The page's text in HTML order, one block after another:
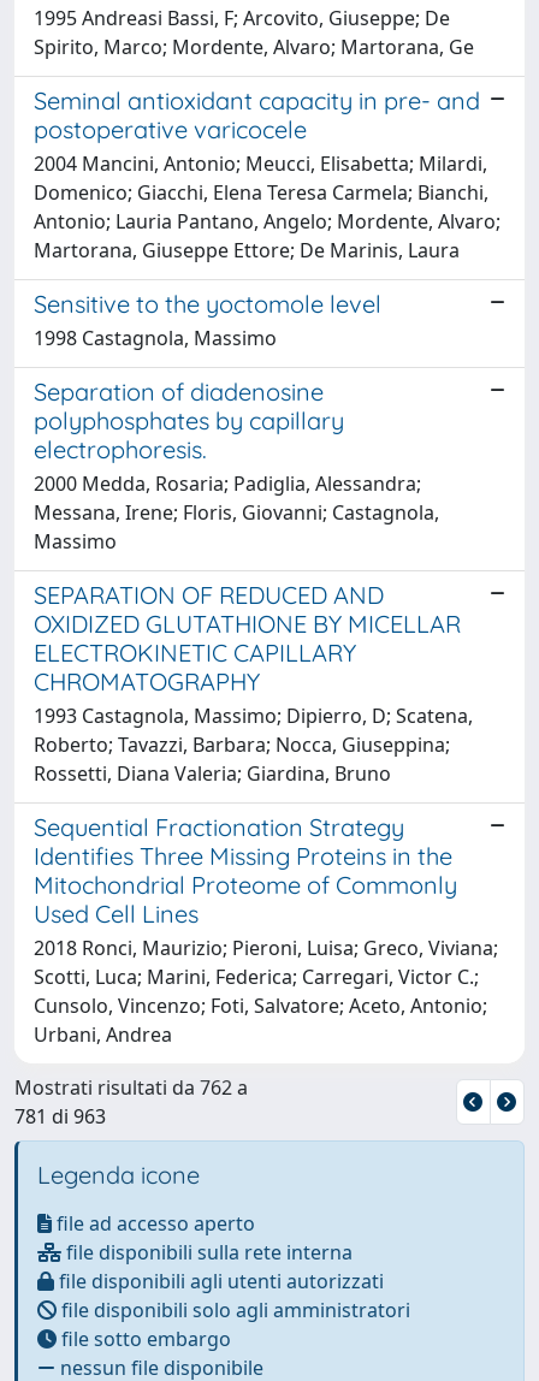
1995 Andreasi Bassi, F; Arcovito, Giuseppe; De
Spirito, Marco; Mordente, Alvaro; Martorana, Ge
Seminal antioxidant capacity in pre- and
postoperative varicocele
2004 Mancini, Antonio; Meucci, Elisabetta; Milardi,
Domenico; Giacchi, Elena Teresa Carmela; Bianchi,
Antonio; Lauria Pantano, Angelo; Mordente, Alvaro;
Martorana, Giuseppe Ettore; De Marinis, Laura
Sensitive to the yoctomole level
1998 Castagnola, Massimo
Separation of diadenosine
polyphosphates by capillary
electrophoresis.
2000 Medda, Rosaria; Padiglia, Alessandra;
Messana, Irene; Floris, Giovanni; Castagnola,
Massimo
SEPARATION OF REDUCED AND
OXIDIZED GLUTATHIONE BY MICELLAR
ELECTROKINETIC CAPILLARY
CHROMATOGRAPHY
1993 Castagnola, Massimo; Dipierro, D; Scatena,
Roberto; Tavazzi, Barbara; Nocca, Giuseppina;
Rossetti, Diana Valeria; Giardina, Bruno
Sequential Fractionation Strategy
Identifies Three Missing Proteins in the
Mitochondrial Proteome of Commonly
Used Cell Lines
2018 Ronci, Maurizio; Pieroni, Luisa; Greco, Viviana;
Scotti, Luca; Marini, Federica; Carregari, Victor C.;
Cunsolo, Vincenzo; Foti, Salvatore; Aceto, Antonio;
Urbani, Andrea
Mostrati risultati da 762 a
781 di 963
Legenda icone
file ad accesso aperto
file disponibili sulla rete interna
file disponibili agli utenti autorizzati
file disponibili solo agli amministratori
file sotto embargo
nessun file disponibile